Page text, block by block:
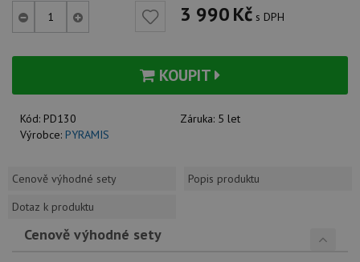
3 990Kč s DPH
KOUPIT
Kód: PD130 Záruka: 5 let
Výrobce: PYRAMIS
Cenově výhodné sety
Popis produktu
Dotaz k produktu
Cenově výhodné sety